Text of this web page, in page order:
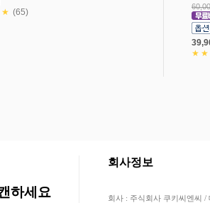
(65)
하세요
회사정보
회사 : 주식회사 쿠키씨엔씨 /